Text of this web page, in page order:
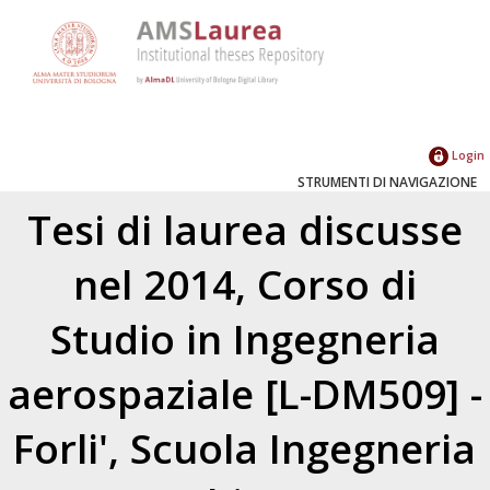
Login
STRUMENTI DI NAVIGAZIONE
Tesi di laurea discusse
nel 2014, Corso di
Studio in Ingegneria
aerospaziale [L-DM509] -
Forli', Scuola Ingegneria